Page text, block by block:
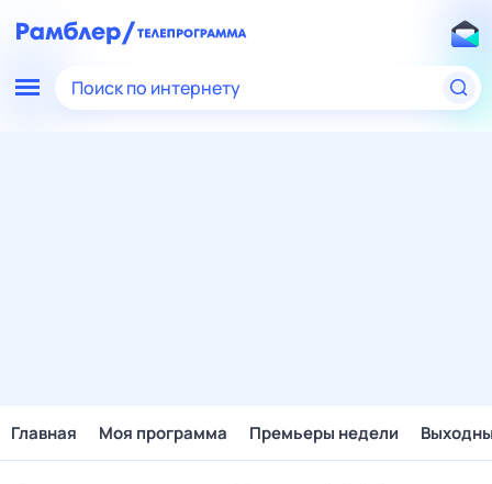
Поиск по интернету
Главная Моя программа Премьеры недели